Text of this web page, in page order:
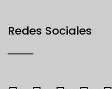
Redes Sociales